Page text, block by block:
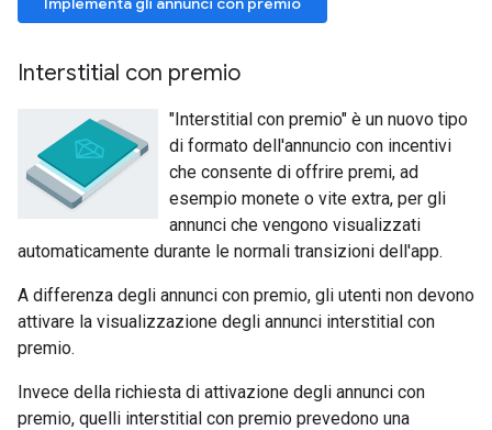
Interstitial con premio
"Interstitial con premio" è un nuovo tipo
di formato dell'annuncio con incentivi
che consente di offrire premi, ad
esempio monete o vite extra, per gli
annunci che vengono visualizzati
automaticamente durante le normali transizioni dell'app.
A differenza degli annunci con premio, gli utenti non devono
attivare la visualizzazione degli annunci interstitial con
premio.
Invece della richiesta di attivazione degli annunci con
premio, quelli interstitial con premio prevedono una